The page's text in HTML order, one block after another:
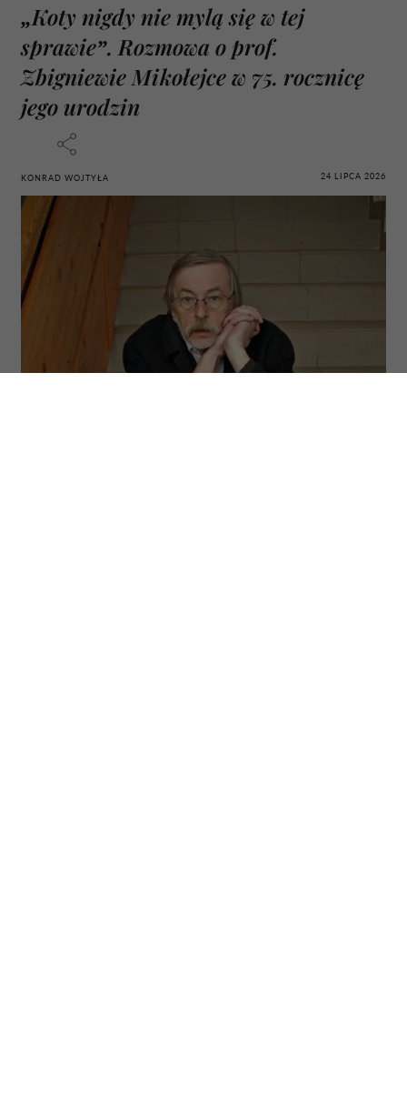
„Koty nigdy nie mylą się w tej
sprawie”. Rozmowa o prof.
Zbigniewie Mikołejce w 75. rocznicę
jego urodzin
KONRAD WOJTYŁA 24 LIPCA 2026